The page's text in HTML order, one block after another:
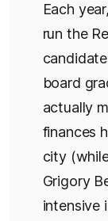
Each
run the
board
actually
finances
city
Grigory
intensive